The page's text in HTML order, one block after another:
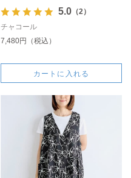
5.0（2）
チャコール
7,480円（税込）
カートに入れる